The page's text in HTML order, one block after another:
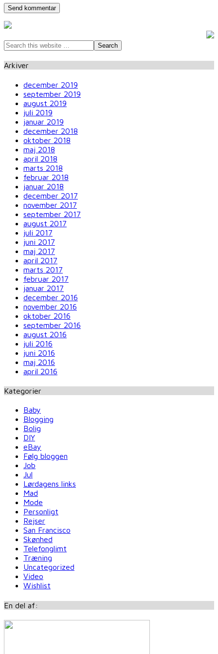
Arkiver
december 2019
september 2019
august 2019
juli 2019
januar 2019
december 2018
oktober 2018
maj 2018
april 2018
marts 2018
februar 2018
januar 2018
december 2017
november 2017
september 2017
august 2017
juli 2017
juni 2017
maj 2017
april 2017
marts 2017
februar 2017
januar 2017
december 2016
november 2016
oktober 2016
september 2016
august 2016
juli 2016
juni 2016
maj 2016
april 2016
Kategorier
Baby
Blogging
Bolig
DIY
eBay
Følg bloggen
Job
Jul
Lørdagens links
Mad
Mode
Personligt
Rejser
San Francisco
Skønhed
Telefonglimt
Træning
Uncategorized
Video
Wishlist
En del af: